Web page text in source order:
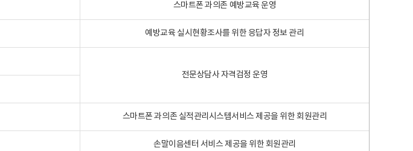
스마트폰 과의존 예방교육 운영
예방교육 실시현황조사를 위한 응답자 정보 관리
전문상담사 자격검정 운영
스마트폰 과의존 실적관리시스템서비스 제공을 위한 회원관리
손말이음센터 서비스 제공을 위한 회원관리